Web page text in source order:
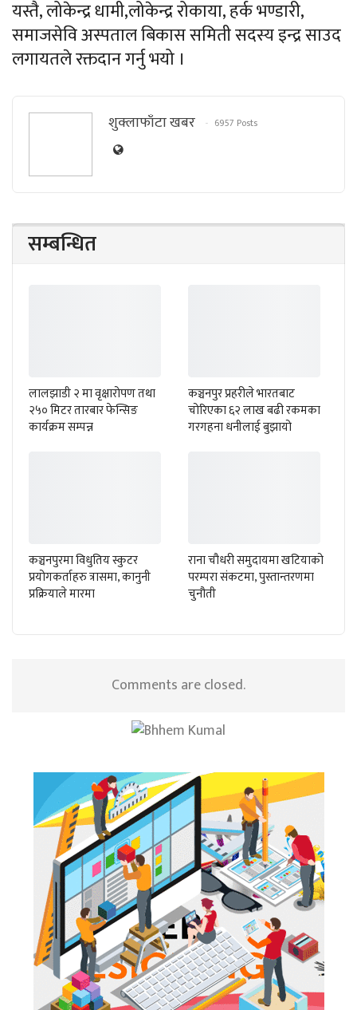
यस्तै, लोकेन्द्र धामी,लोकेन्द्र रोकाया, हर्क भण्डारी,
समाजसेवि अस्पताल बिकास समिती सदस्य इन्द्र साउद
लगायतले रक्तदान गर्नु भयो ।
शुक्लाफाँटा खबर 6957 Posts
सम्बन्धित
लालझाडी २ मा वृक्षारोपण तथा
२५० मिटर तारबार फेन्सिङ
कार्यक्रम सम्पन्न
कञ्चनपुर प्रहरीले भारतबाट
चोरिएका ६२ लाख बढी रकमका
गरगहना धनीलाई बुझायो
कञ्चनपुरमा विधुतिय स्कुटर
प्रयोगकर्ताहरु त्रासमा, कानुनी
प्रक्रियाले मारमा
राना चौधरी समुदायमा खटियाको
परम्परा संकटमा, पुस्तान्तरणमा
चुनौती
Comments are closed.